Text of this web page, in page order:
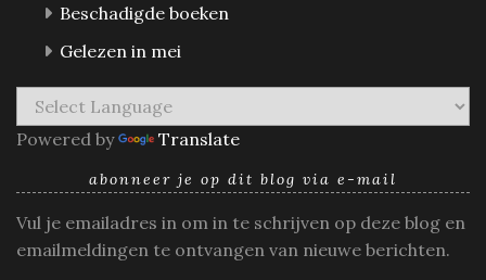
Beschadigde boeken
Gelezen in mei
Powered by Translate
abonneer je op dit blog via e-mail
Vul je emailadres in om in te schrijven op deze blog en
emailmeldingen te ontvangen van nieuwe berichten.